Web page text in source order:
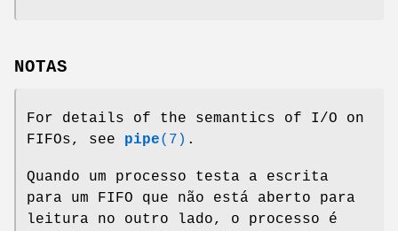
NOTAS
For details of the semantics of I/O on
FIFOs, see pipe(7) .
Quando um processo testa a escrita
para um FIFO que não está aberto para
leitura no outro lado, o processo é